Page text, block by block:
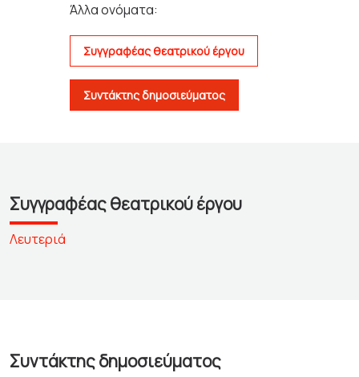
Άλλα ονόματα:
Συγγραφέας θεατρικού έργου
Συντάκτης δημοσιεύματος
Συγγραφέας θεατρικού έργου
Λευτεριά
Συντάκτης δημοσιεύματος